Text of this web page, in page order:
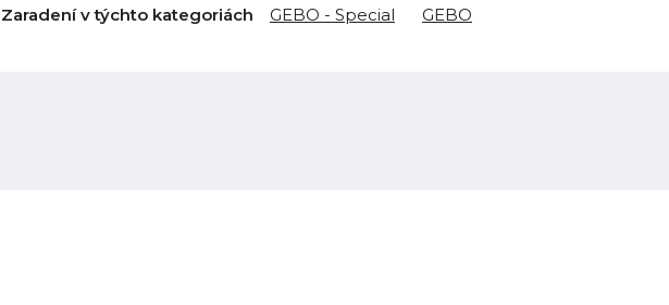
Zaradení v týchto kategoriách GEBO - Special GEBO